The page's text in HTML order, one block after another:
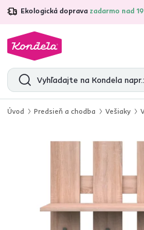
Ekologická doprava zadarmo nad
4,7 31 157
Úvod Predsieň a chodba Vešiaky